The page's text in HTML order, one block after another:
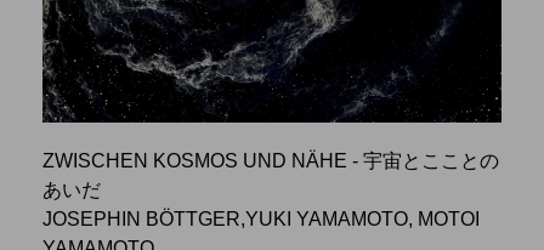
ZWISCHEN KOSMOS UND NÄHE - 宇宙とこことの
あいだ
JOSEPHIN BÖTTGER,YUKI YAMAMOTO, MOTOI